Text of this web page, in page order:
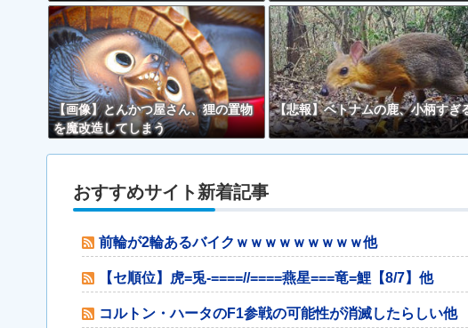
で話題に
【画像】とんかつ屋さん、狸の置物
を魔改造してしまう
【悲報】ベトナムの鹿、小柄すぎ
おすすめサイト新着記事
前輪が2輪あるバイクｗｗｗｗｗｗｗｗｗ他
【セ順位】虎=兎-====//====燕星===竜=鯉【8/7】他
コルトン・ハータのF1参戦の可能性が消滅したらしい他